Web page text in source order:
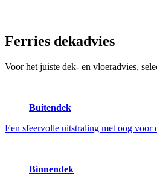
Ferries dekadvies
Voor het juiste dek- en vloeradvies,
Buitendek
Een sfeervolle uitstraling met oog voor
Binnendek